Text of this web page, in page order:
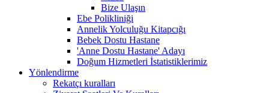
Bize Ulaşın
Ebe Polikliniği
Annelik Yolculuğu Kitapcığı
Bebek Dostu Hastane
'Anne Dostu Hastane' Adayı
Doğum Hizmetleri İstatistiklerimiz
Yönlendirme
Rekatçı kuralları